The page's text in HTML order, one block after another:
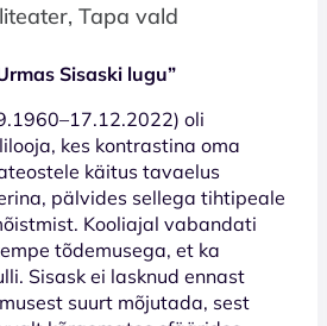
Tapa vald
Sisaski lugu”
oli
kes kontrastina oma
käitus tavaelus
pälvides sellega tihtipeale
Kooliajal vabandati
tõdemusega, et ka
Sisask ei lasknud ennast
suurt mõjutada, sest